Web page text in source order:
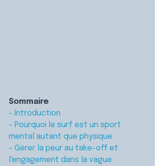
Sommaire
- Introduction
- Pourquoi le surf est un sport
mental autant que physique
- Gérer la peur au take-off et
l'engagement dans la vague